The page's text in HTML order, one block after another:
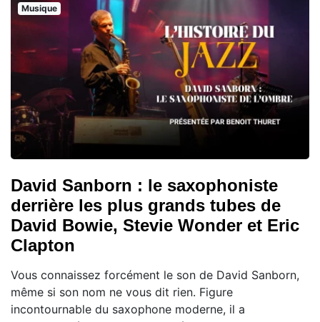
Musique
David Sanborn : le saxophoniste
derrière les plus grands tubes de
David Bowie, Stevie Wonder et Eric
Clapton
Vous connaissez forcément le son de David Sanborn,
même si son nom ne vous dit rien. Figure
incontournable du saxophone moderne, il a